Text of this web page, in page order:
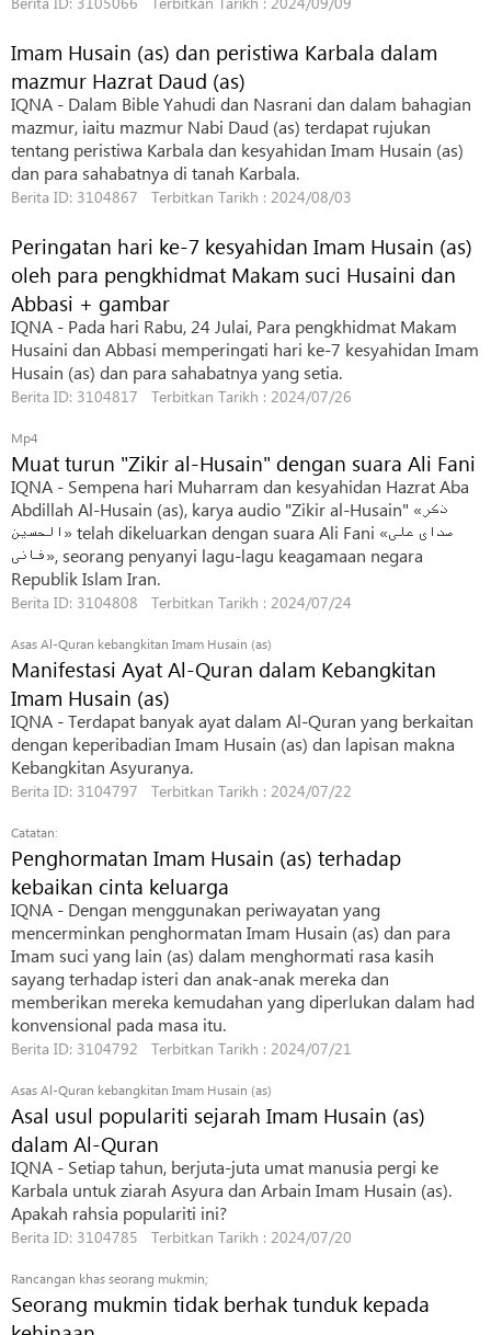
Imam Husain (as) dan peristiwa Karbala dalam
mazmur Hazrat Daud (as)
IQNA - Dalam Bible Yahudi dan Nasrani dan dalam bahagian
mazmur, iaitu mazmur Nabi Daud (as) terdapat rujukan
tentang peristiwa Karbala dan kesyahidan Imam Husain (as)
dan para sahabatnya di tanah Karbala.
Berita ID: 3104867 Terbitkan Tarikh : 2024/08/03
Peringatan hari ke-7 kesyahidan Imam Husain (as)
oleh para pengkhidmat Makam suci Husaini dan
Abbasi + gambar
IQNA - Pada hari Rabu, 24 Julai, Para pengkhidmat Makam
Husaini dan Abbasi memperingati hari ke-7 kesyahidan Imam
Husain (as) dan para sahabatnya yang setia.
Berita ID: 3104817 Terbitkan Tarikh : 2024/07/26
Mp4
Muat turun "Zikir al-Husain" dengan suara Ali Fani
IQNA - Sempena hari Muharram dan kesyahidan Hazrat Aba
Abdillah Al-Husain (as), karya audio "Zikir al-Husain" «ذکر
الحسین» telah dikeluarkan dengan suara Ali Fani «صدای علی
فانی», seorang penyanyi lagu-lagu keagamaan negara
Republik Islam Iran.
Berita ID: 3104808 Terbitkan Tarikh : 2024/07/24
Asas Al-Quran kebangkitan Imam Husain (as)
Manifestasi Ayat Al-Quran dalam Kebangkitan
Imam Husain (as)
IQNA - Terdapat banyak ayat dalam Al-Quran yang berkaitan
dengan keperibadian Imam Husain (as) dan lapisan makna
Kebangkitan Asyuranya.
Berita ID: 3104797 Terbitkan Tarikh : 2024/07/22
Catatan:
Penghormatan Imam Husain (as) terhadap
kebaikan cinta keluarga
IQNA - Dengan menggunakan periwayatan yang
mencerminkan penghormatan Imam Husain (as) dan para
Imam suci yang lain (as) dalam menghormati rasa kasih
sayang terhadap isteri dan anak-anak mereka dan
memberikan mereka kemudahan yang diperlukan dalam had
konvensional pada masa itu.
Berita ID: 3104792 Terbitkan Tarikh : 2024/07/21
Asas Al-Quran kebangkitan Imam Husain (as)
Asal usul populariti sejarah Imam Husain (as)
dalam Al-Quran
IQNA - Setiap tahun, berjuta-juta umat manusia pergi ke
Karbala untuk ziarah Asyura dan Arbain Imam Husain (as).
Apakah rahsia populariti ini?
Berita ID: 3104785 Terbitkan Tarikh : 2024/07/20
Rancangan khas seorang mukmin;
Seorang mukmin tidak berhak tunduk kepada